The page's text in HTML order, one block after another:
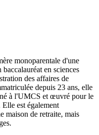
monoparentale d'une
en sciences
des affaires de
depuis 23 ans, elle
à l'UMCS et œuvré pour le
Elle est également
maison de retraite, mais